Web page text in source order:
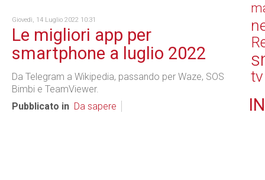
Giovedì, 14 Luglio 2022 10:31
Le migliori app per
smartphone a luglio 2022
Da Telegram a Wikipedia, passando per Waze, SOS
Bimbi e TeamViewer.
Pubblicato in Da sapere
tv
IN